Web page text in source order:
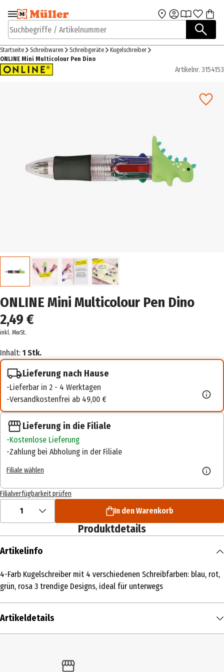
Zur Navigation
springen
Zum Hauptinhalt
Suchbegriffe / Artikelnummer
Startseite Schreibwaren Schreibgeräte
Kugelschreiber
ONLINE Mini Multicolour Pen Dino
Artikelnr. 3154153
ONLINE Mini Multicolour Pen Dino
2,49 €
inkl. MwSt.
Inhalt: 1 Stk.
Lieferung nach Hause
Lieferbar in 2 - 4 Werktagen
Versandkostenfrei ab 49,00 €
Lieferung in die Filiale
Kostenlose Lieferung
Zahlung bei Abholung in der Filiale
Filiale wählen
Filialverfügbarkeit prüfen
1 In den Warenkorb
Produktdetails
Artikelinfo
4-Farb Kugelschreiber mit 4 verschiedenen Schreibfarben: blau, rot,
grün, rosa 3 trendige Designs, ideal für unterwegs
Artikeldetails